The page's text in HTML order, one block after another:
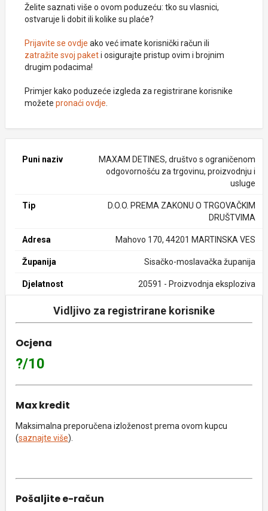
Želite saznati više o ovom poduzeću: tko su vlasnici,
ostvaruje li dobit ili kolike su plaće?
Prijavite se ovdje ako već imate korisnički račun ili
zatražite svoj paketi osigurajte pristup ovim i brojnim
drugim podacima!
Primjer kako poduzeće izgleda za registrirane korisnike
možete pronaći ovdje
Puni naziv
MAXAM DETINES, društvo s ograničenom
odgovornošću za trgovinu, proizvodnju i
usluge
Tip
D.O.O. PREMA ZAKONU O TRGOVAČKIM
DRUŠTVIMA
Adresa Mahovo 170, 44201 MARTINSKA VES
Županija Sisačko-moslavačka županija
Djelatnost 20591 - Proizvodnja eksploziva
Vidljivo za registrirane korisnike
Ocjena
?/10
Max kredit
Maksimalna preporučena izloženost prema ovom kupcu
(saznajte više).
Pošaljite e-račun